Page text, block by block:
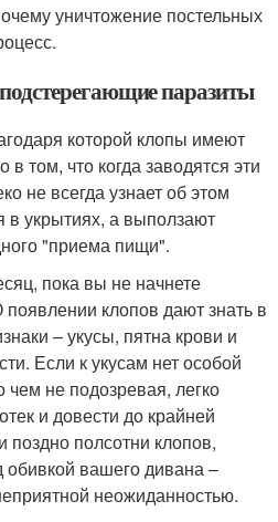
уничтожение постельных
паразиты
которой клопы имеют
том, что когда заводятся эти
не всегда узнает об этом
в укрытиях, а выползают
"приема пищи".
пока вы не начнете
клопов дают знать в
– укусы, пятна крови и
Если к укусам нет особой
чем не подозревая, легко
и довести до крайней
поздно полсотни клопов,
обивкой вашего дивана –
неожиданностью.